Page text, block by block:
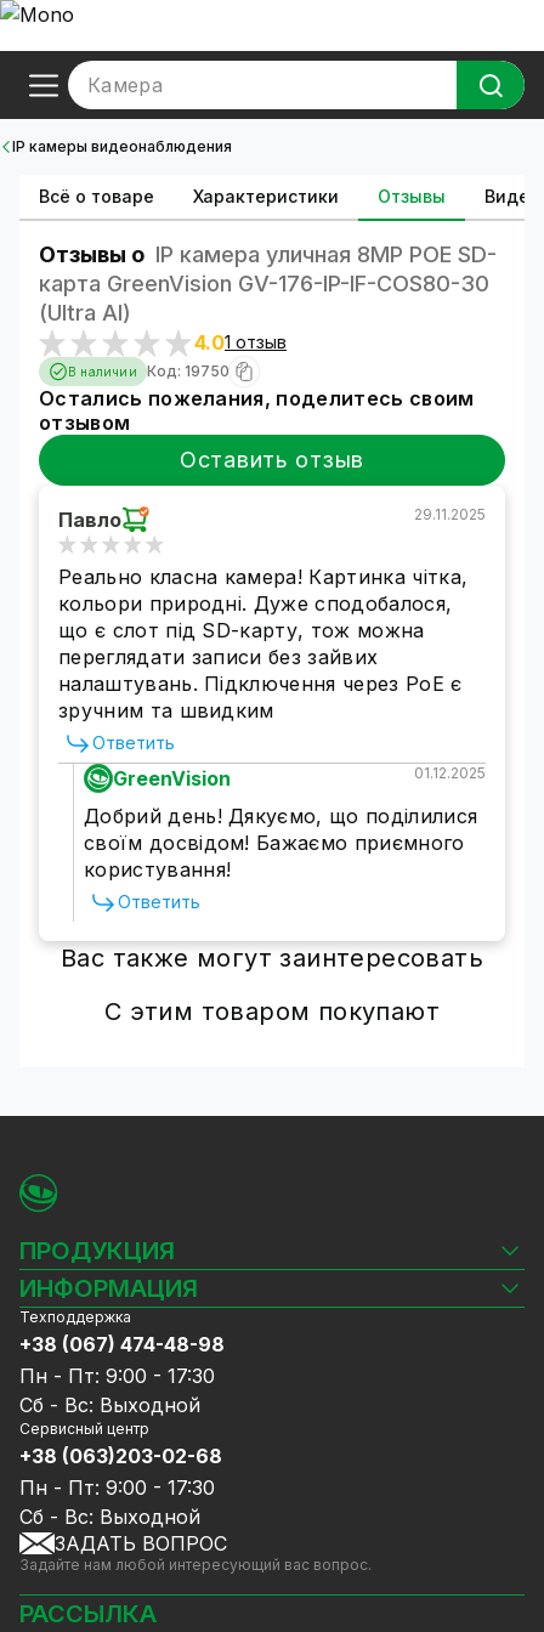
Камера
IP камеры видеонаблюдения
Всё о товаре Характеристики Отзывы Видео
Отзывы о IP камера уличная 8MP POE SD-
карта GreenVision GV-176-IP-IF-COS80-30
(Ultra AI)
4.01 отзыв
В наличии Код: 19750
Остались пожелания, поделитесь своим
отзывом
Оставить отзыв
Павло 29.11.2025
Реально класна камера! Картинка чітка,
кольори природні. Дуже сподобалося,
що є слот під SD-карту, тож можна
переглядати записи без зайвих
налаштувань. Підключення через PoE є
зручним та швидким
Ответить
GreenVision 01.12.2025
Добрий день! Дякуємо, що поділилися
своїм досвідом! Бажаємо приємного
користування!
Ответить
Вас также могут заинтересовать
С этим товаром покупают
ПРОДУКЦИЯ
Камеры видеонаблюдения
Видеорегистраторы
Комплекты видеонаблюдения
СКУД
Источники питания
Сетевое оборудование
Ноутбуки и компьютеры
Аксессуары
Акции
Уцененный товар
GreenVision скидки
Мерч от GreenVision
ИНФОРМАЦИЯ
Блог
Доставка и оплата
Гарантия и Сервисное обслуживание
Политика конфиденциальности
Договор публичной оферты
Сотрудничество
Услуги
Калькулятор расчёта объёма HDD
Техподдержка
+38 (067) 474-48-98
Пн - Пт: 9:00 - 17:30
Сб - Вс: Выходной
Сервисный центр
+38 (063)203-02-68
Пн - Пт: 9:00 - 17:30
Сб - Вс: Выходной
ЗАДАТЬ ВОПРОС
Задайте нам любой интересующий вас вопрос.
РАССЫЛКА